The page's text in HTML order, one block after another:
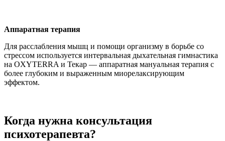
Аппаратная терапия
Для расслабления мышц и помощи организму в борьбе со
стрессом используется интервальная дыхательная гимнастика
на OXYTERRA и Текар — аппаратная мануальная терапия с
более глубоким и выраженным миорелаксирующим
эффектом.
Когда нужна консультация
психотерапевта?